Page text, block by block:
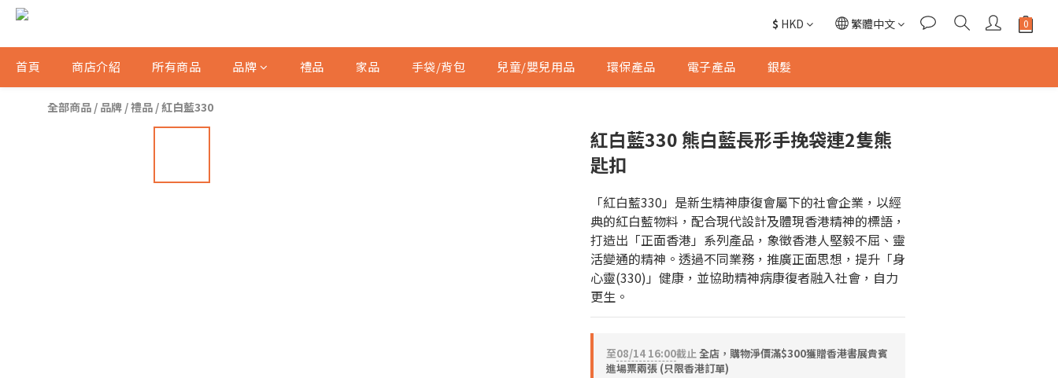
$ HKD 繁體中文
首頁 商店介紹 所有商品 品牌 禮品 家品 手袋/背包 兒童/嬰兒用品 環保產品 電子產品 銀髮
全部商品 / 品牌 /禮品 /紅白藍330
紅白藍330 熊白藍長形手挽袋連2隻熊
匙扣
「紅白藍330」是新生精神康復會屬下的社會企業，以經
典的紅白藍物料，配合現代設計及體現香港精神的標語，
打造出「正面香港」系列產品，象徵香港人堅毅不屈、靈
活變通的精神。透過不同業務，推廣正面思想，提升「身
心靈(330)」健康，並協助精神病康復者融入社會，自力
更生。
至08/14 16:00截止全店，購物淨價滿$300獲贈香港書展貴賓
進場票兩張 (只限香港訂單)